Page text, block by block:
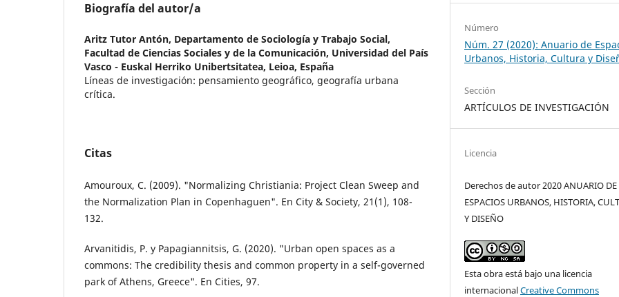
Biografía del autor/a
Aritz Tutor Antón, Departamento de Sociología y Trabajo Social,
Facultad de Ciencias Sociales y de la Comunicación, Universidad del País
Vasco - Euskal Herriko Unibertsitatea, Leioa, España
Líneas de investigación: pensamiento geográfico, geografía urbana
crítica.
Citas
Amouroux, C. (2009). "Normalizing Christiania: Project Clean Sweep and
the Normalization Plan in Copenhaguen". En City & Society, 21(1), 108-
132.
Arvanitidis, P. y Papagiannitsis, G. (2020). "Ur­ban open spaces as a
commons: The credi­bility thesis and common property in a self-governed
park of Athens, Greece". En Cities, 97.
Número
Núm. 27 (2020): Anuario de
Urbanos, Historia, Cultura y
Sección
ARTÍCULOS DE INVESTIGACIÓN
Licencia
Derechos de autor 2020 ANUARIO DE
ESPACIOS URBANOS, HISTORIA,
Y DISEÑO
Esta obra está bajo una licencia
internacionalCreative Commons